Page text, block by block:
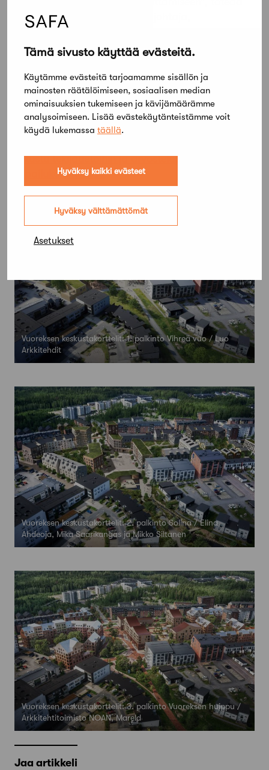
Tämä sivusto käyttää evästeitä.
Käytämme evästeitä tarjoamamme sisällön ja
mainosten räätälöimiseen, sosiaalisen median
ominaisuuksien tukemiseen ja kävijämäärämme
analysoimiseen. Lisää evästekäytänteistämme voit
käydä lukemassa täällä.
Hyväksy kaikki evästeet
Hyväksy välttämättömät
Asetukset
kilpailun tuomariston puheenjohtaja,
apulaispormestariIlkka PorttikiviTampereen
kaupungin tiedotteessa.
Toiselle sijalle tuli ehdotusSolinaja kolmannelle
ehdotusVuoreksen huippu. Kaksi työtä eli ehdotus
Corja ehdotus Räsykatotlunastettiin. Tuomaristo
antoi myös kunniamaininnan ehdotukselle
Tutustu tekijätietoihin ja arvostelupöytäkirjaan
kilpailukalenterissa
Vuoreksen keskustakorttelit: 1. palkinto Vihreä vuo / Luo
Arkkitehdit
Vuoreksen keskustakorttelit: 2. palkinto Solina / Elina
Ahdeoja, Mika Saarikangas ja Mikko Siltanen
Vuoreksen keskustakorttelit: 3. palkinto Vuoreksen huippu /
Arkkitehtitoimisto NOAN, Mareld
Jaa artikkeli